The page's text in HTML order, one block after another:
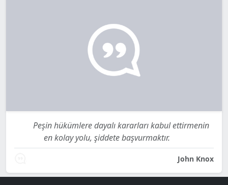
Peşin hükümlere dayalı kararları kabul ettirmenin
en kolay yolu, şiddete başvurmaktır.
John Knox